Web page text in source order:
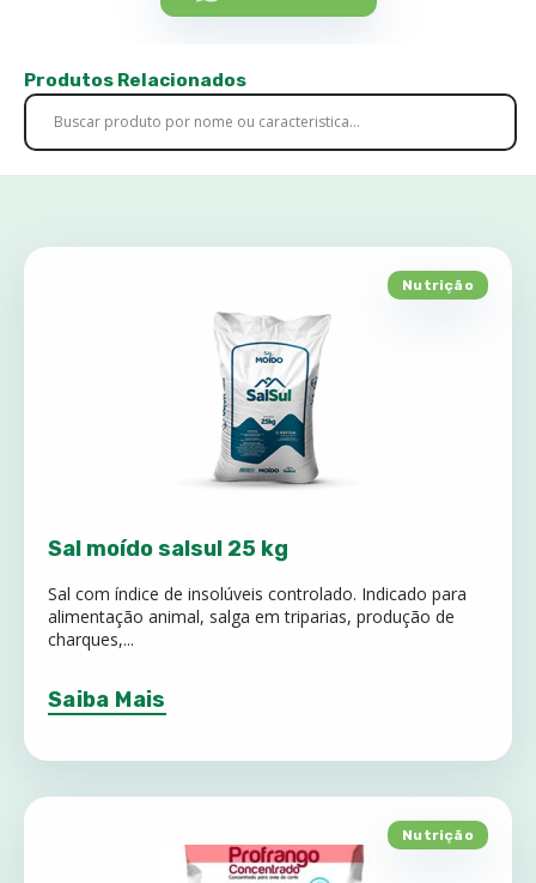
Produtos Relacionados
Sal moído salsul 25 kg
Sal com índice de insolúveis controlado. Indicado para
alimentação animal, salga em triparias, produção de
charques,...
Saiba Mais
Nutrição
Nutrição